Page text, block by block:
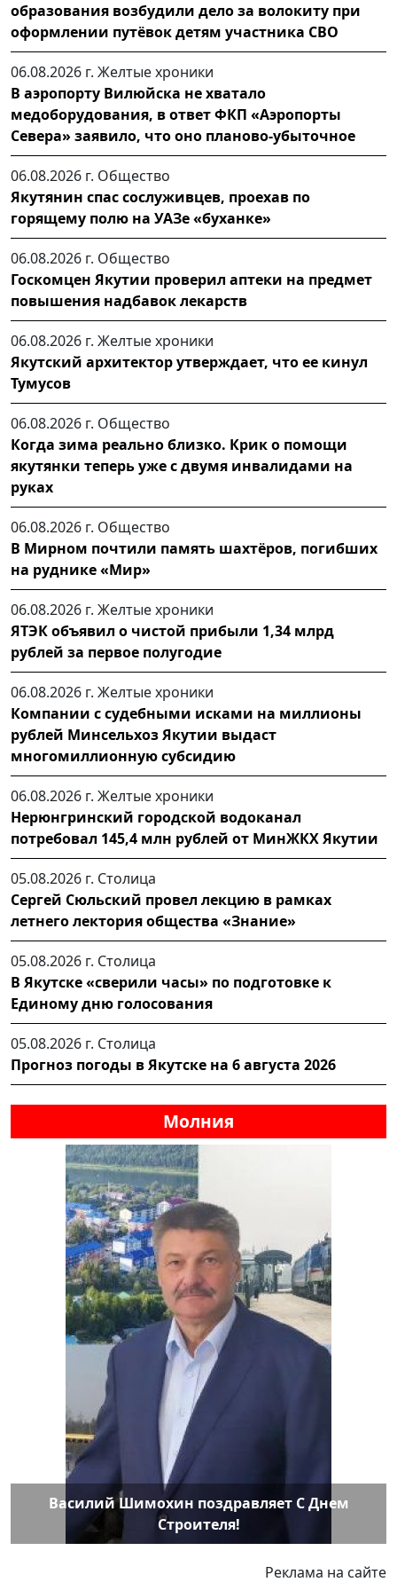
образования возбудили дело за волокиту при
оформлении путёвок детям участника СВО
06.08.2026 г. Желтые хроники
В аэропорту Вилюйска не хватало
медоборудования, в ответ ФКП «Аэропорты
Севера» заявило, что оно планово-убыточное
06.08.2026 г. Общество
Якутянин спас сослуживцев, проехав по
горящему полю на УАЗе «буханке»
06.08.2026 г. Общество
Госкомцен Якутии проверил аптеки на предмет
повышения надбавок лекарств
06.08.2026 г. Желтые хроники
Якутский архитектор утверждает, что ее кинул
Тумусов
06.08.2026 г. Общество
Когда зима реально близко. Крик о помощи
якутянки теперь уже с двумя инвалидами на
руках
06.08.2026 г. Общество
В Мирном почтили память шахтёров, погибших
на руднике «Мир»
06.08.2026 г. Желтые хроники
ЯТЭК объявил о чистой прибыли 1,34 млрд
рублей за первое полугодие
06.08.2026 г. Желтые хроники
Компании с судебными исками на миллионы
рублей Минсельхоз Якутии выдаст
многомиллионную субсидию
06.08.2026 г. Желтые хроники
Нерюнгринский городской водоканал
потребовал 145,4 млн рублей от МинЖКХ Якутии
05.08.2026 г. Столица
Сергей Сюльский провел лекцию в рамках
летнего лектория общества «Знание»
05.08.2026 г. Столица
В Якутске «сверили часы» по подготовке к
Единому дню голосования
05.08.2026 г. Столица
Прогноз погоды в Якутске на 6 августа 2026
Молния
Василий Шимохин поздравляет С Днем
Строителя!
Реклама на сайте